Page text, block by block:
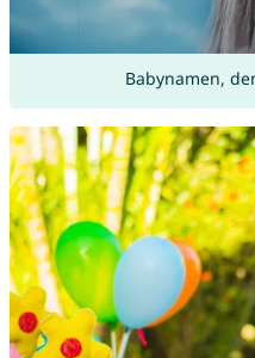
Babynamen,